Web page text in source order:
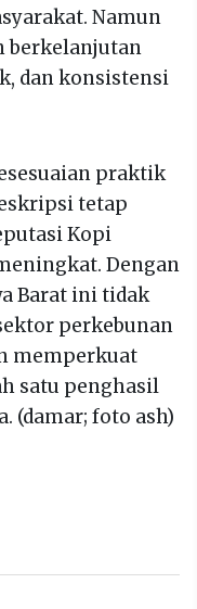
Namun
berkelanjutan
dan konsistensi
praktik
tetap
Kopi
Dengan
Barat ini tidak
perkebunan
memperkuat
satu penghasil
(damar; foto ash)